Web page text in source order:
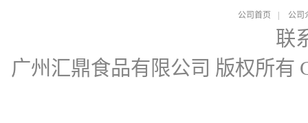
公司首页 公司
联
广州汇鼎食品有限公司 版权所有